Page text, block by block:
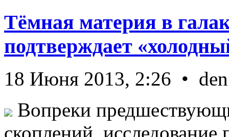
Тёмная материя в
подтверждает
18 Июня 2013, 2:26 • den
Вопреки